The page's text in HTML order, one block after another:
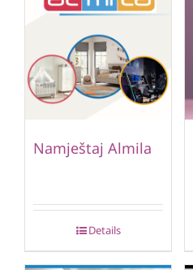
Namještaj Almila
Details